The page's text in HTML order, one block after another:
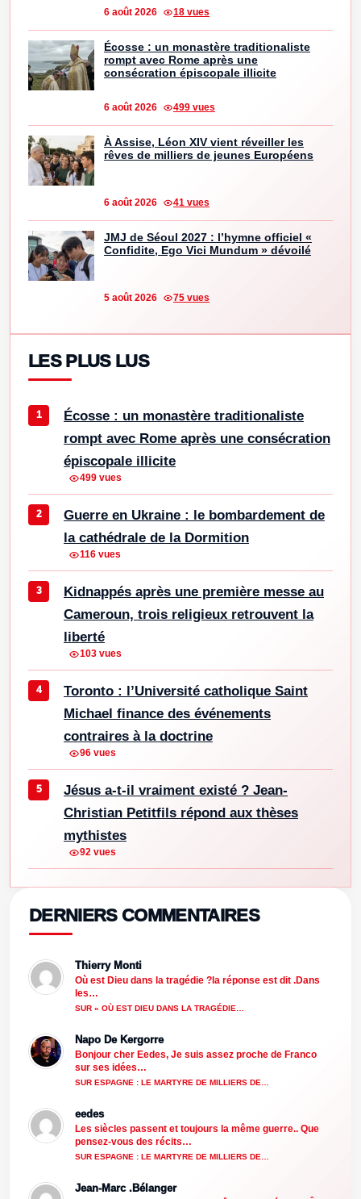
6 août 2026 18 vues
Écosse : un monastère traditionaliste
rompt avec Rome après une
consécration épiscopale illicite
6 août 2026 499 vues
À Assise, Léon XIV vient réveiller les
rêves de milliers de jeunes Européens
6 août 2026 41 vues
JMJ de Séoul 2027 : l’hymne officiel «
Confidite, Ego Vici Mundum » dévoilé
5 août 2026 75 vues
LES PLUS LUS
Écosse : un monastère traditionaliste
rompt avec Rome après une consécration
épiscopale illicite
499 vues
Guerre en Ukraine : le bombardement de
la cathédrale de la Dormition
116 vues
Kidnappés après une première messe au
Cameroun, trois religieux retrouvent la
liberté
103 vues
Toronto : l’Université catholique Saint
Michael finance des événements
contraires à la doctrine
96 vues
Jésus a-t-il vraiment existé ? Jean-
Christian Petitfils répond aux thèses
mythistes
92 vues
DERNIERS COMMENTAIRES
Thierry Monti
Où est Dieu dans la tragédie ?la réponse est dit .Dans
les…
SUR « OÙ EST DIEU DANS LA TRAGÉDIE…
Napo De Kergorre
Bonjour cher Eedes, Je suis assez proche de Franco
sur ses idées…
SUR ESPAGNE : LE MARTYRE DE MILLIERS DE…
eedes
Les siècles passent et toujours la même guerre.. Que
pensez-vous des récits…
SUR ESPAGNE : LE MARTYRE DE MILLIERS DE…
Jean-Marc .Bélanger